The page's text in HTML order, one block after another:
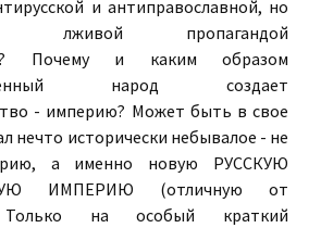
и антиправославной, но
лживой пропагандой
Почему и каким образом
народ создает
- империю? Может быть в свое
нечто исторически небывалое - не
а именно новую РУССКУЮ
ИМПЕРИЮ (отличную от
Только на особый краткий